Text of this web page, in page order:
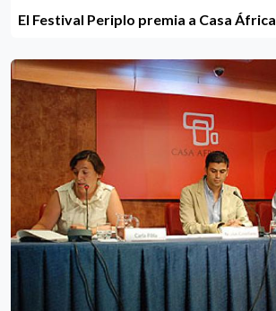
El Festival Periplo premia a Casa África